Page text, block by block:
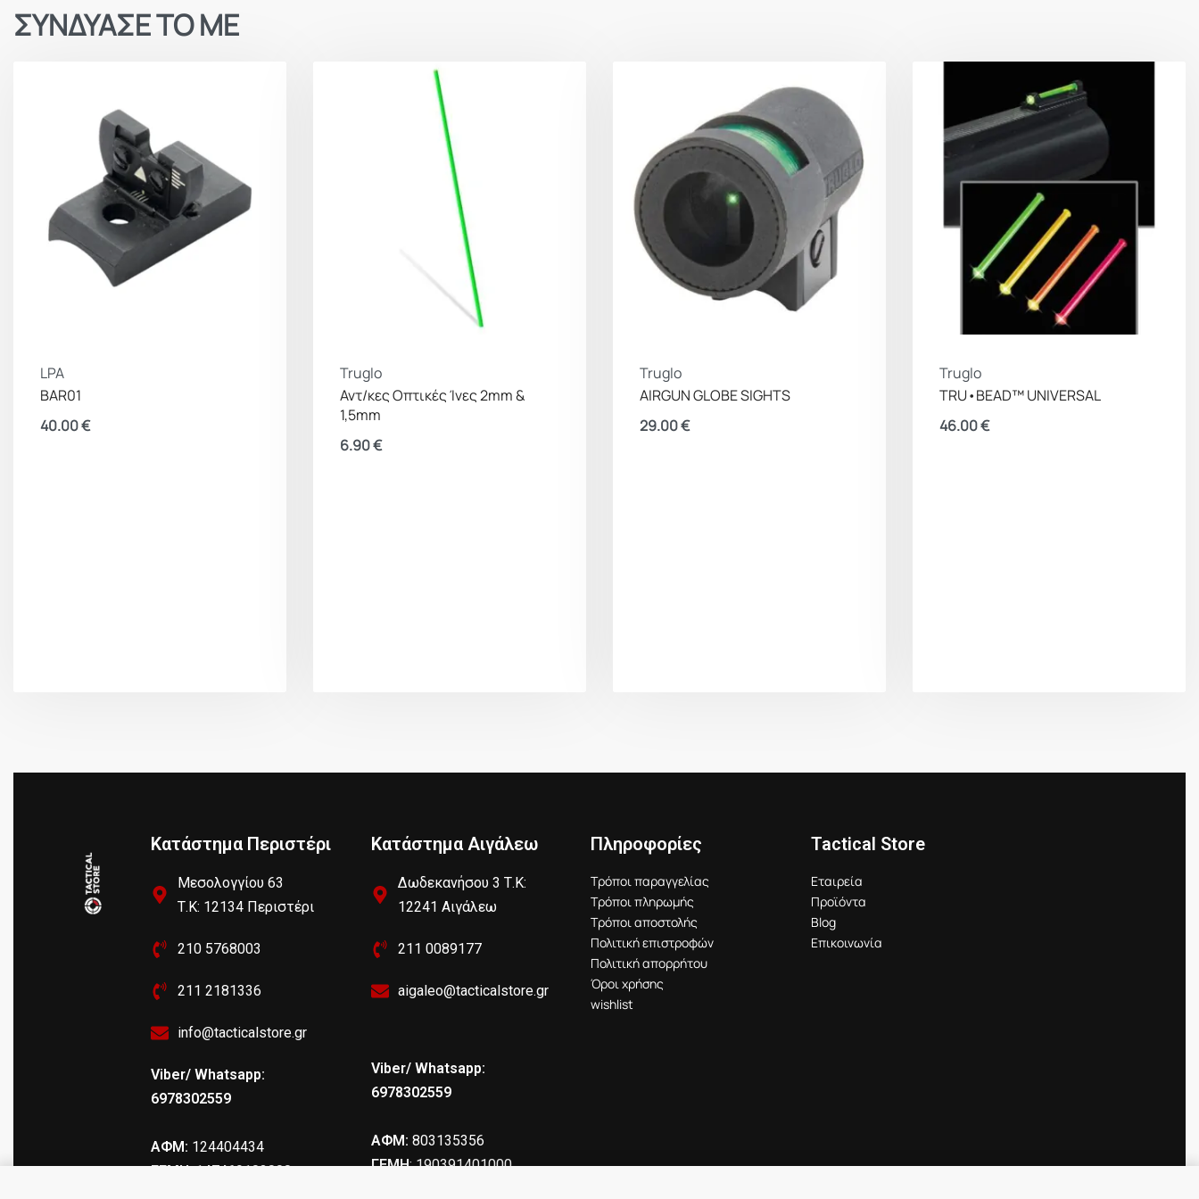
ΣΥΝΔΥΑΣΕ ΤΟ ΜΕ
LPA
BAR01
40.00€
Truglo
Αντ/κες Οπτικές Ίνες 2mm &
1,5mm
6.90€
Truglo
AIRGUN GLOBE SIGHTS
29.00€
Truglo
TRU•BEAD™ UNIVERSAL
46.00€
Κατάστημα Περιστέρι
Μεσολογγίου 63
Τ.Κ: 12134 Περιστέρι
210 5768003
211 2181336
info@tacticalstore.gr
Viber/ Whatsapp:
6978302559
ΑΦΜ: 124404434
ΓΕΜΗ: 147469103000
Κατάστημα Αιγάλεω
Δωδεκανήσου 3 Τ.Κ:
12241 Αιγάλεω
211 0089177
aigaleo@tacticalstore.gr
Viber/ Whatsapp:
6978302559
ΑΦΜ: 803135356
ΓΕΜΗ: 190391401000
Πληροφορίες
Τρόποι παραγγελίας
Τρόποι πληρωμής
Τρόποι αποστολής
Πολιτική επιστροφών
Πολιτική απορρήτου
Όροι χρήσης
wishlist
Tactical Store
Εταιρεία
Προϊόντα
Blog
Επικοινωνία